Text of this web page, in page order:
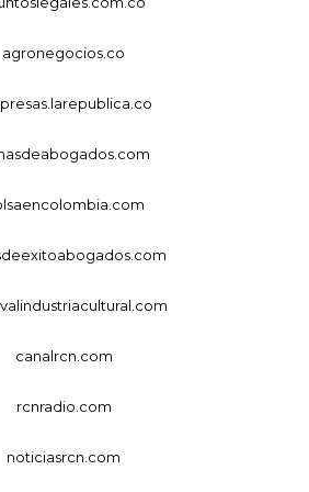
agronegocios.co
canalrcn.com
rcnradio.com
noticiasrcn.com